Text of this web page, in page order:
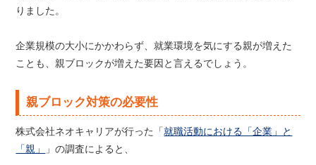
りました。
企業規模の大小にかかわらず、就業環境を気にする親が増えた
ことも、親ブロックが増えた要因と言えるでしょう。
親ブロック対策の必要性
株式会社ネオキャリアが行った「就職活動における「企業」と
「親」
」の調査によると、